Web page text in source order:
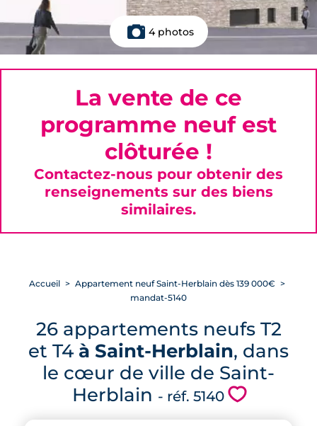
4 photos
Accueil
Appartement neuf Saint-Herblain dès 139 000€
mandat-5140
26 appartements neufs T2
et T4 à Saint-Herblain, dans
le cœur de ville de Saint-
Herblain - réf. 5140 💗
La vente de ce
programme neuf est
clôturée !
Contactez-nous pour obtenir des
renseignements sur des biens
similaires.